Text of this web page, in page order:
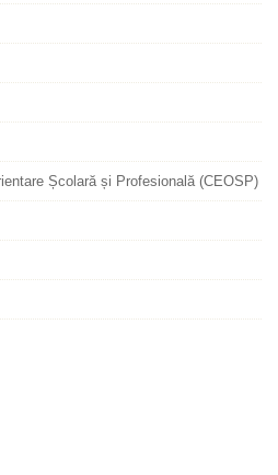
Școlară și Profesională (CEOSP)